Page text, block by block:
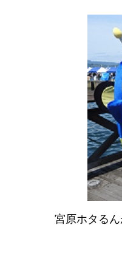
宮原ホタるんが生